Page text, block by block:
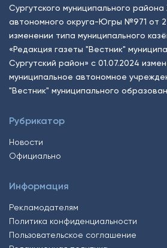
Сургутского муниципального
автономного округа-Югры №971 от
изменении типа муниципального
«Редакция газеты "Вестник"
Сургутский район» с 01.07.2024
муниципальное автономное
"Вестник" муниципального
Рубрикатор
Новости
Официально
Информация
Рекламодателям
Политика конфиденциальности
Пользовательское соглашение